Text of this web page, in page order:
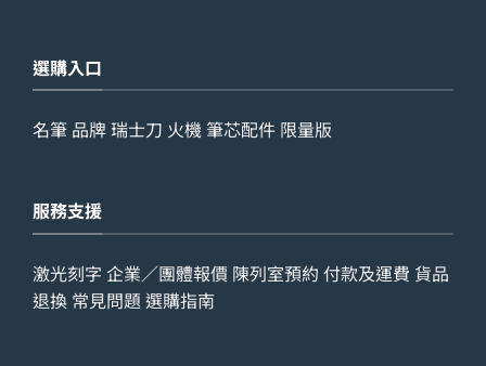
選購入口
名筆 品牌瑞士刀 火機筆芯配件 限量版
服務支援
激光刻字 企業／團體報價 陳列室預約 付款及運費 貨品
退換 常見問題 選購指南